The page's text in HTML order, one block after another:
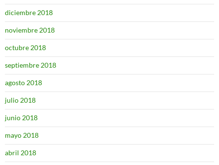
diciembre 2018
noviembre 2018
octubre 2018
septiembre 2018
agosto 2018
julio 2018
junio 2018
mayo 2018
abril 2018